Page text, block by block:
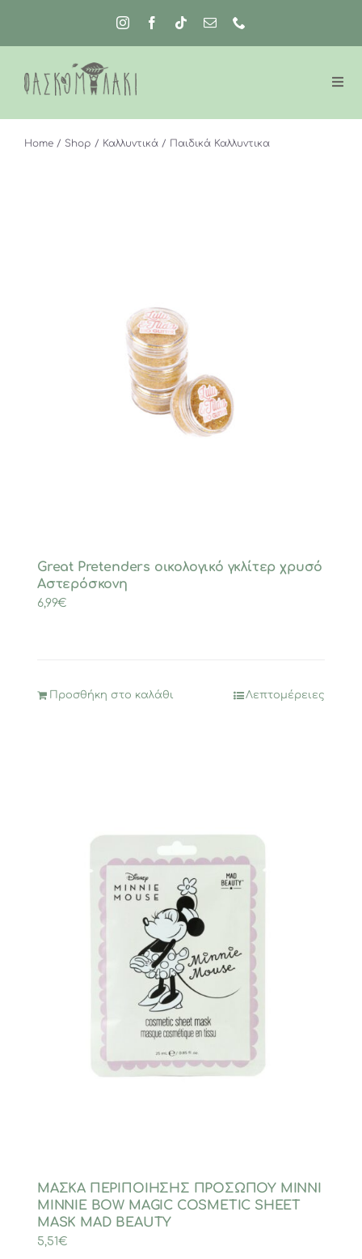
περιεχόμενο
Home Shop Καλλυντικά Παιδικά Καλλυντικα
Great Pretenders οικολογικό γκλίτερ χρυσό
Αστερόσκονη
6,99€
Προσθήκη στο καλάθι Λεπτομέρειες
ΜΑΣΚΑ ΠΕΡΙΠΟΙΗΣΗΣ ΠΡΟΣΩΠΟΥ MINNI
MINNIE BOW MAGIC COSMETIC SHEET
MASK MAD BEAUTY
5,51€